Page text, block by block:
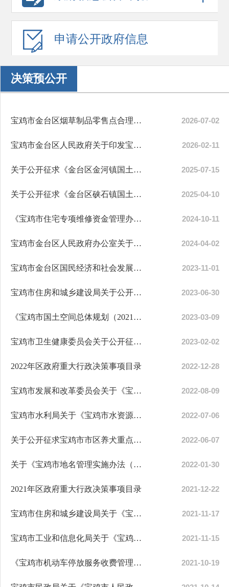
申请公开政府信息
决策预公开
宝鸡市金台区烟草制品零售点合理布局规划（征求意见稿） 2026-07-02
宝鸡市金台区人民政府关于印发宝鸡市金台区2026年国民经济和社会发展计划的通知 2026-02-11
关于公开征求《金台区金河镇国土空间规划（2021年—2035年）》和《金台区蟠龙镇国... 2025-07-15
关于公开征求《金台区硖石镇国土空间规划（2021-2035年）》意见建议的公告 2025-04-10
《宝鸡市住宅专项维修资金管理办法（征求意见稿）》公开征求意见建议结果的报告 2024-10-11
宝鸡市金台区人民政府办公室关于印发《宝鸡市金台区国土空间生态修复规划(2021-203... 2024-04-02
宝鸡市金台区国民经济和社会发展第十四个五年规划和二〇三五年远景目标纲要 2023-11-01
宝鸡市住房和城乡建设局关于公开征求《宝鸡市集中供热管理办法（征求意见稿）》意... 2023-06-30
《宝鸡市国土空间总体规划（2021—2035年）》草案公示 2023-03-09
宝鸡市卫生健康委员会关于公开征求《宝鸡市病媒生物预防控制管理办法（征求意见稿... 2023-02-02
2022年区政府重大行政决策事项目录 2022-12-28
宝鸡市发展和改革委员会关于《宝鸡市市区机动车停放服务收费标准调整方案（征求意... 2022-08-09
宝鸡市水利局关于《宝鸡市水资源管理办法（征求意见稿）》征求意见的公告 2022-07-06
关于公开征求宝鸡市市区养犬重点管理区通告意见的公告 2022-06-07
关于《宝鸡市地名管理实施办法（试行）》公开征求意见建议采纳情况 2022-01-30
2021年区政府重大行政决策事项目录 2021-12-22
宝鸡市住房和城乡建设局关于《宝鸡市城市生活饮用水二次供水管理办法（征求意见稿... 2021-11-17
宝鸡市工业和信息化局关于《宝鸡市民营经济高质量发展三年行动计划（2021-2023）》... 2021-11-15
《宝鸡市机动车停放服务收费管理办法（征求意见稿）》公开征求意见建议情况 2021-10-19